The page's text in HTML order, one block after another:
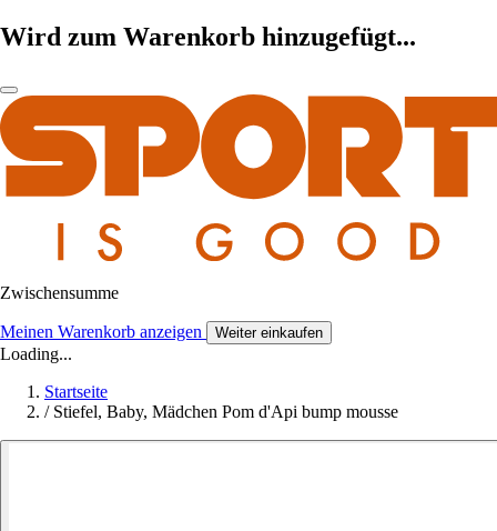
Wird zum Warenkorb hinzugefügt...
Zwischensumme
Meinen Warenkorb anzeigen Weiter einkaufen
Loading...
Startseite
/ Stiefel, Baby, Mädchen Pom d'Api bump mousse